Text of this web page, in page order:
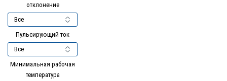
отклонение
Пульсирующий ток
Минимальная рабочая
температура